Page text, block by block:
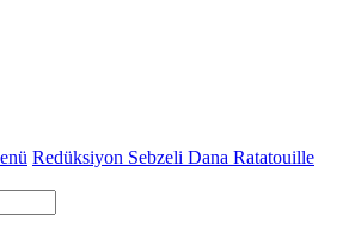
Redüksiyon Sebzeli Dana Ratatouille